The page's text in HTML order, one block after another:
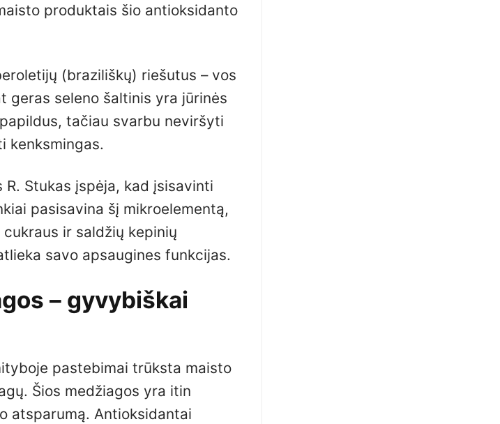
produktais šio antioksidanto
(braziliškų) riešutus – vos
geras seleno šaltinis yra jūrinės
tačiau svarbu neviršyti
kenksmingas.
Stukas įspėja, kad įsisavinti
pasisavina šį mikroelementą,
ir saldžių kepinių
savo apsaugines funkcijas.
– gyvybiškai
pastebimai trūksta maisto
Šios medžiagos yra itin
atsparumą. Antioksidantai